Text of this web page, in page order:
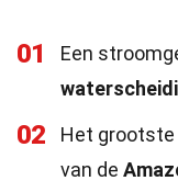
01
Een
02
Het
van de